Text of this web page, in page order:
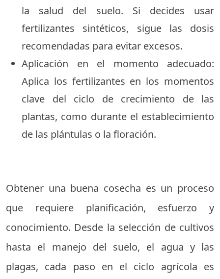
la salud del suelo. Si decides usar
fertilizantes sintéticos, sigue las dosis
recomendadas para evitar excesos.
Aplicación en el momento adecuado:
Aplica los fertilizantes en los momentos
clave del ciclo de crecimiento de las
plantas, como durante el establecimiento
de las plántulas o la floración.
Obtener una buena cosecha es un proceso
que requiere planificación, esfuerzo y
conocimiento. Desde la selección de cultivos
hasta el manejo del suelo, el agua y las
plagas, cada paso en el ciclo agrícola es